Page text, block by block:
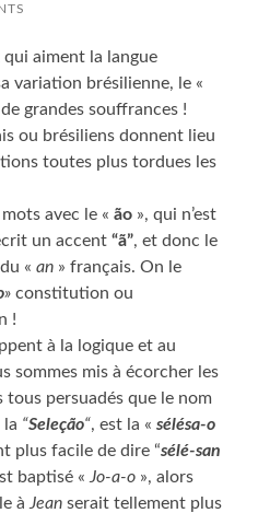
aiment la langue
variation brésilienne, le «
grandes souffrances !
ou brésiliens donnent lieu
toutes plus tordues les
avec le « ão », qui n’est
un accent“ã”, et donc le
« an » français. On le
» constitution ou
!
à la logique et au
sommes mis à écorcher les
tous persuadés que le nom
la “Seleção“, est la «sélésa-o
plus facile de dire “sélé-san
baptisé « Jo-a-o », alors
à Jean serait tellement plus